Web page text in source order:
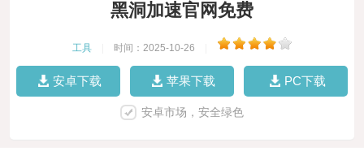
黑洞加速官网免费
工具 时间：2025-10-26
安卓下载 苹果下载 PC下载
安卓市场，安全绿色